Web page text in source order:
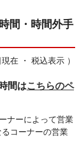
間・時間外手
在 ・ 税込表示 ）
間はこちらのペ
ナーによって営業
コーナーの営業